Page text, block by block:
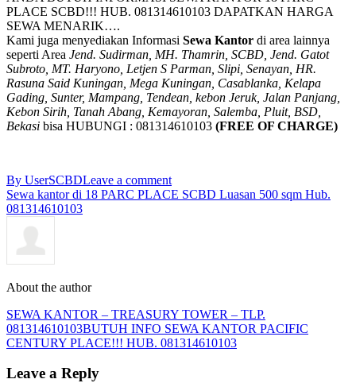
PLACE SCBD!!! HUB. 081314610103 DAPATKAN HARGA
SEWA MENARIK….
Kami juga menyediakan Informasi Sewa Kantor di area lainnya
seperti Area Jend. Sudirman, MH. Thamrin, SCBD, Jend. Gatot
Subroto, MT. Haryono, Letjen S Parman, Slipi, Senayan, HR.
Rasuna Said Kuningan, Mega Kuningan, Casablanka, Kelapa
Gading, Sunter, Mampang, Tendean, kebon Jeruk, Jalan Panjang,
Kebon Sirih, Tanah Abang, Kemayoran, Salemba, Pluit, BSD,
Bekasi bisa HUBUNGI : 081314610103 (FREE OF CHARGE)
By UserSCBDLeave a comment
Sewa kantor di 18 PARC PLACE SCBD Luasan 500 sqm Hub.
081314610103
About the author
SEWA KANTOR – TREASURY TOWER – TLP.
081314610103BUTUH INFO SEWA KANTOR PACIFIC
CENTURY PLACE!!! HUB. 081314610103
Leave a Reply